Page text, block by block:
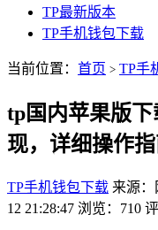
TP最新版本
TP手机钱包下载
当前位置： 首页 > TP手
tp国内苹果版
现，详细操作
TP手机钱包下载 来源
12 21:28:47 浏览：710